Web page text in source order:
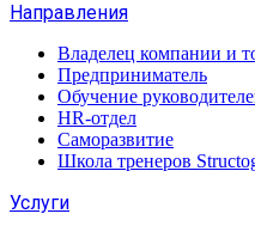
Направления
Владелец компании и
Предприниматель
Обучение
HR-отдел
Саморазвитие
Школа тренеров
Услуги